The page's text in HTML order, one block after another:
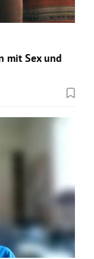
mit Sex und